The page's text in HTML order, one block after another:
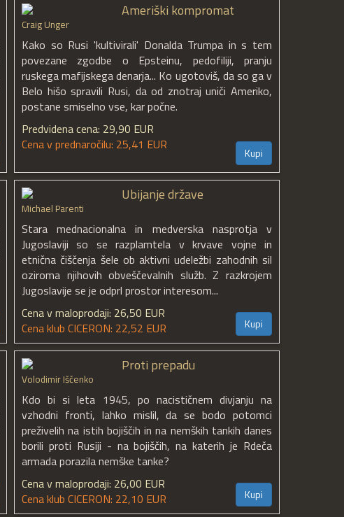
Ameriški kompromat
Craig Unger
Kako so Rusi 'kultivirali' Donalda Trumpa in s tem
povezane zgodbe o Epsteinu, pedofiliji, pranju
ruskega mafijskega denarja... Ko ugotoviš, da so ga v
Belo hišo spravili Rusi, da od znotraj uniči Ameriko,
postane smiselno vse, kar počne.
Predvidena cena: 29,90 EUR
Cena v prednaročilu: 25,41 EUR
Kupi
Ubijanje države
Michael Parenti
Stara mednacionalna in medverska nasprotja v
Jugoslaviji so se razplamtela v krvave vojne in
etnična čiščenja šele ob aktivni udeležbi zahodnih sil
oziroma njihovih obveščevalnih služb. Z razkrojem
Jugoslavije se je odprl prostor interesom...
Cena v maloprodaji: 26,50 EUR
Cena klub CICERON: 22,52 EUR
Kupi
Proti prepadu
Volodimir Iščenko
Kdo bi si leta 1945, po nacističnem divjanju na
vzhodni fronti, lahko mislil, da se bodo potomci
preživelih na istih bojiščih in na nemških tankih danes
borili proti Rusiji - na bojiščih, na katerih je Rdeča
armada porazila nemške tanke?
Cena v maloprodaji: 26,00 EUR
Cena klub CICERON: 22,10 EUR
Kupi